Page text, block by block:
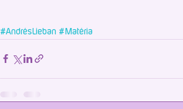
#AndrésLieban #Matéria